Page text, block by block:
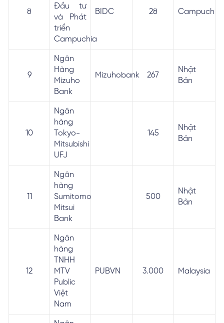
8
Đầu tư
và Phát
triển
Campuchia
BIDC 28 Campuchia
9
Ngân
Hàng
Mizuho
Bank
Mizuhobank 267
Nhật
Bản
10
Ngân
hàng
Tokyo-
Mitsubishi
UFJ
145
Nhật
Bản
11
Ngân
hàng
Sumitomo
Mitsui
Bank
500
Nhật
Bản
12
Ngân
hàng
TNHH
MTV
Public
Việt
Nam
PUBVN 3.000 Malaysia